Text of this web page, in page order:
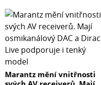
Marantz mění vnitřnosti